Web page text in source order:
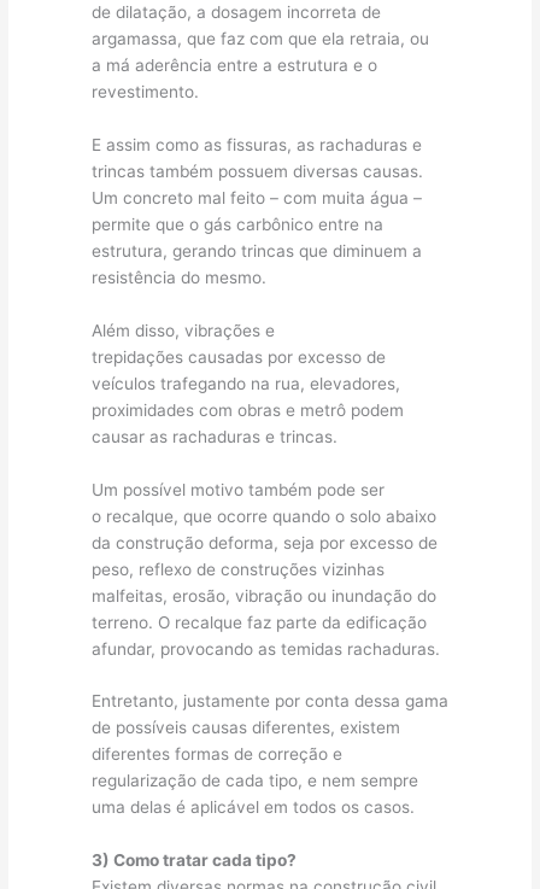
de dilatação, a dosagem incorreta de
argamassa, que faz com que ela retraia, ou
a má aderência entre a estrutura e o
revestimento.
E assim como as fissuras, as rachaduras e
trincas também possuem diversas causas.
Um concreto mal feito – com muita água –
permite que o gás carbônico entre na
estrutura, gerando trincas que diminuem a
resistência do mesmo.
Além disso, vibrações e
trepidações causadas por excesso de
veículos trafegando na rua, elevadores,
proximidades com obras e metrô podem
causar as rachaduras e trincas.
Um possível motivo também pode ser
o recalque, que ocorre quando o solo abaixo
da construção deforma, seja por excesso de
peso, reflexo de construções vizinhas
malfeitas, erosão, vibração ou inundação do
terreno. O recalque faz parte da edificação
afundar, provocando as temidas rachaduras.
Entretanto, justamente por conta dessa gama
de possíveis causas diferentes, existem
diferentes formas de correção e
regularização de cada tipo, e nem sempre
uma delas é aplicável em todos os casos.
3) Como tratar cada tipo?